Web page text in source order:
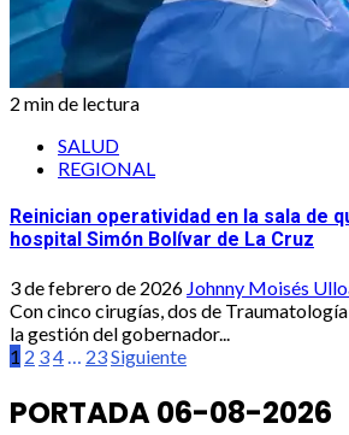
2 min de lectura
SALUD
REGIONAL
Reinician operatividad en la sala de
hospital Simón Bolívar de La Cruz
3 de febrero de 2026 Johnny Moisés
Con cinco cirugías, dos de
la gestión del gobernador...
Paginación
de
1 2 34… 23Siguiente
PORTADA 06-08-2026